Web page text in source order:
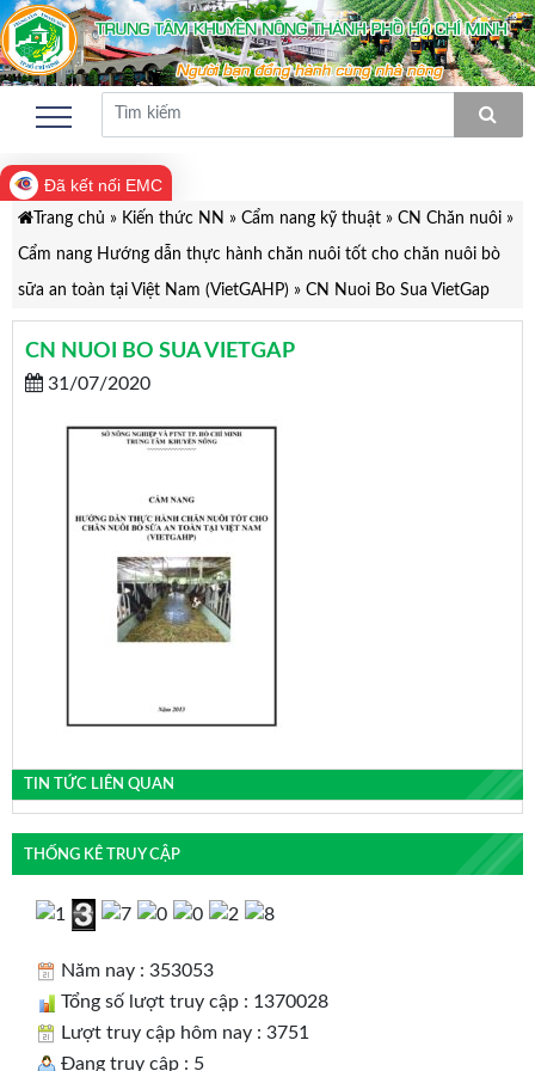
Đã kết nối EMC
Trang chủ » Kiến thức NN » Cẩm nang kỹ thuật» CN Chăn nuôi»
Cẩm nang Hướng dẫn thực hành chăn nuôi tốt cho chăn nuôi bò
sữa an toàn tại Việt Nam (VietGAHP) » CN Nuoi Bo Sua VietGap
CN NUOI BO SUA VIETGAP
31/07/2020
TIN TỨC LIÊN QUAN
THỐNG KÊ TRUY CẬP
Năm nay : 353053
Tổng số lượt truy cập : 1370028
Lượt truy cập hôm nay : 3751
Đang truy cập : 5